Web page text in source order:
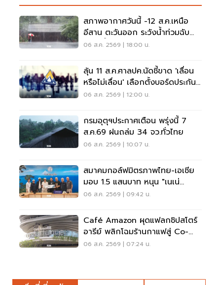
สภาพอากาศวันนี้ -12 ส.ค.เหนือ
อีสาน ตะวันออก ระวังน้ำท่วมฉับ
พลัน น้ำป่าไหลหลาก
06 ส.ค. 2569 | 18:00 น.
ลุ้น 11 ส.ค.ศาลปค.นัดชี้ขาด 'เลื่อน
หรือไม่เลื่อน' เลือกตั้งบอร์ดประกัน
สังคม
06 ส.ค. 2569 | 12:00 น.
กรมอุตุฯประกาศเตือน พรุ่งนี้ 7
ส.ค.69 ฝนถล่ม 34 จว.ทั่วไทย
06 ส.ค. 2569 | 10:07 น.
สมาคมกอล์ฟมิตรภาพไทย-เอเชีย
มอบ 1.5 แสนบาท หนุน "เนเน่
รอยัล" ลุยเวทีที่สหรัฐ
06 ส.ค. 2569 | 09:42 น.
Café Amazon ผุดแฟลกชิปสโตร์
อารีย์ พลิกโฉมร้านกาแฟสู่ Co-
Working Space ครบวงจร
06 ส.ค. 2569 | 07:24 น.